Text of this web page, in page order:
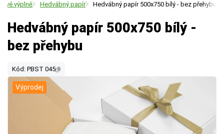
výplně Hedvábný papír Hedvábný papír 500x750 bílý - bez přehybu
Hedvábný papír 500x750 bílý -
bez přehybu
Kód: PBST 045
Výprodej